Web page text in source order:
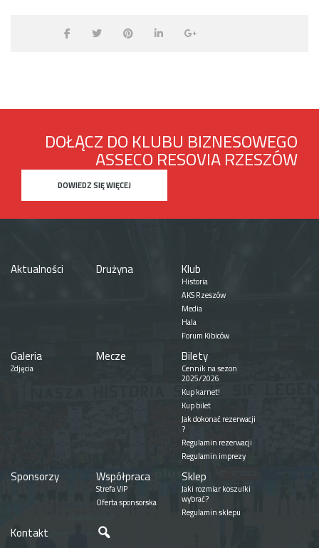
DOŁĄCZ DO KLUBU BIZNESOWEGO
ASSECO RESOVIA RZESZÓW
DOWIEDZ SIĘ WIĘCEJ
Aktualności Drużyna Klub
Historia
AKS Rzeszów
Media
Hala
Forum Kibiców
Galeria
Zdjęcia
Mecze Bilety
Cennik na sezon
2025/2026
Kup karnet!
Kup bilet
Jak dokonać rezerwacji
?
Regulamin rezerwacji
Regulamin imprezy
Sponsorzy Współpraca
Strefa VIP
Oferta sponsorska
Sklep
Jaki rozmiar koszulki
wybrać?
Regulamin sklepu
Kontakt